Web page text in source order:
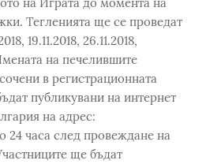
Тегленията ще се проведат
19.11.2018, 26.11.2018,
на печелившите
в регистрационната
публикувани на интернет
на адрес:
часа след провеждане на
ще бъдат